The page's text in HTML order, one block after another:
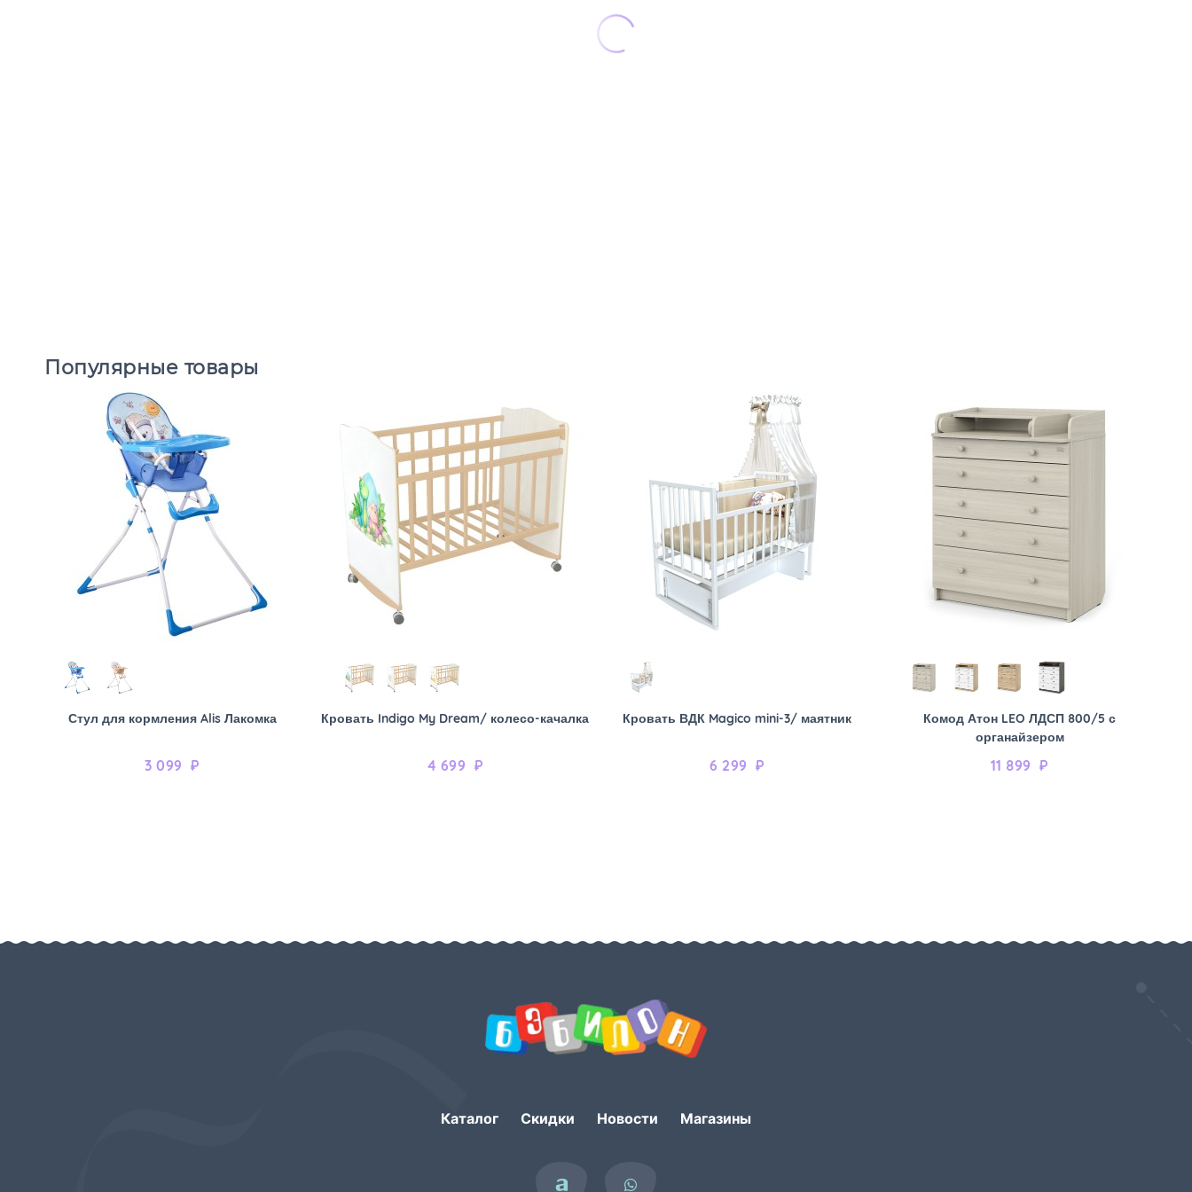
Популярные товары
Стул для кормления Alis Лакомка
3 099 ₽
Кровать Indigo My Dream/ колесо-качалка
4 699 ₽
Кровать ВДК Magico mini-3/ маятник
6 299 ₽
Комод Атон LEO ЛДСП 800/5 с
органайзером
11 899 ₽
Каталог Скидки Новости Магазины